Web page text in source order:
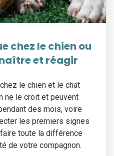
chez le chien ou
et réagir
le chien et le chat
ne le croit et peuvent
des mois, voire
les premiers signes
toute la différence
de votre compagnon.